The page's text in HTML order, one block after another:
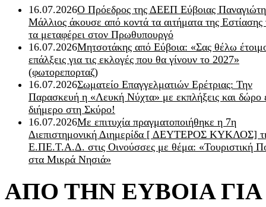
16.07.2026Ο Πρόεδρος της ΔΕΕΠ Εύβοιας
Μάλλιος άκουσε από κοντά τα αιτήματα της Εστίασης
τα μεταφέρει στον Πρωθυπουργό
16.07.2026Μητσοτάκης από Εύβοια: «Σας θέλω
επάλξεις για τις εκλογές που θα γίνουν το 2027»
(φωτορεπορταζ)
16.07.2026Σωματείο Επαγγελματιών Ερέτριας: Την
Παρασκευή η «Λευκή Νύχτα» με εκπλήξεις και δώρο
διήμερο στη Σκύρο!
16.07.2026Με επιτυχία πραγματοποιήθηκε η 7η
Διεπιστημονική Διημερίδα [ ΔEYΤΕΡΟΣ ΚΥΚΛΟΣ]
Ε.ΠΕ.Τ.Α.Δ. στις Οινούσσες με θέμα: «Τουριστική
στα Μικρά Νησιά»
ΑΠΟ ΤΗΝ ΕΥΒΟΙΑ